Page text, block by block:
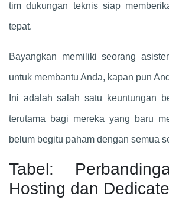
tim dukungan teknis siap
tepat.
Bayangkan memiliki seorang
untuk membantu Anda, kapan pun
Ini adalah salah satu keuntungan
terutama bagi mereka yang baru
belum begitu paham dengan semua
Tabel:
Hosting dan